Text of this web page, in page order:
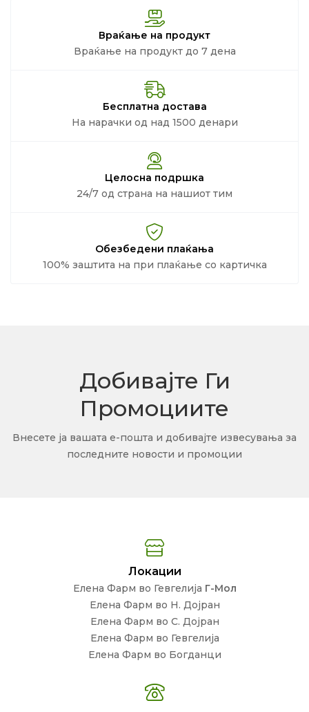
Враќање на продукт
Враќање на продукт до 7 дена
Бесплатна достава
На нарачки од над 1500 денари
Целосна подршка
24/7 од страна на нашиот тим
Обезбедени плаќања
100% заштита на при плаќање со картичка
Добивајте Ги
Промоциите
Внесете ја вашата е-пошта и добивајте извесувања за
последните новости и промоции
Локации
Елена Фарм во Гевгелија Г-Мол
Елена Фарм во Н. Дојран
Елена Фарм во С. Дојран
Елена Фарм во Гевгелија
Елена Фарм во Богданци